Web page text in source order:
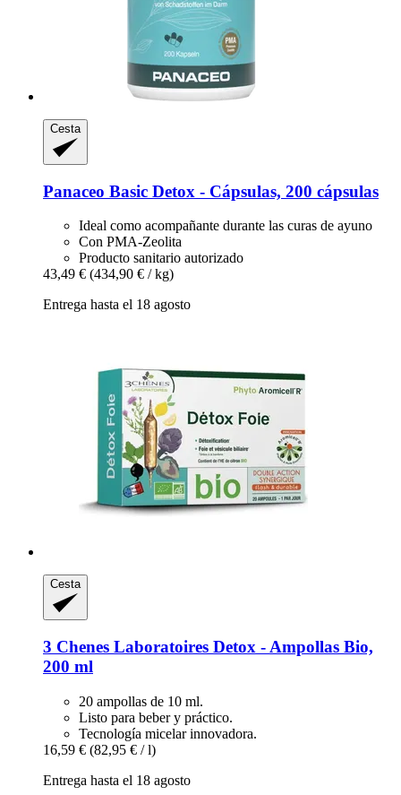
Cesta
Panaceo Basic Detox -​ Cápsulas, 200 cápsulas
Ideal como acompañante durante las curas de ayuno
Con PMA-Zeolita
Producto sanitario autorizado
43,49 € (434,90 € / kg)
Entrega hasta el 18 agosto
Cesta
3 Chenes Laboratoires Detox -​ Ampollas Bio,
200 ml
20 ampollas de 10 ml.
Listo para beber y práctico.
Tecnología micelar innovadora.
16,59 € (82,95 € / l)
Entrega hasta el 18 agosto